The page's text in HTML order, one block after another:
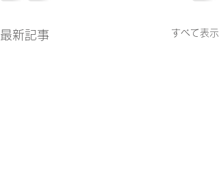
最新記事 すべて表示